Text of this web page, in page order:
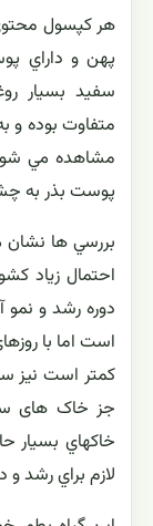
هر كپسول
پهن و داراي
سفيد بسيار
متفاوت بوده و
مشاهده مي
پوست بذر به
بررسي ها
احتمال زياد
دوره رشد و
است اما با
كمتر است نيز
جز خاک های
خاكهاي
لازم براي رشد و